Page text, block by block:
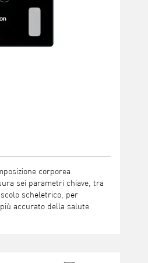
corporea
sei parametri chiave, tra
scheletrico, per
accurato della salute